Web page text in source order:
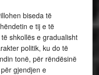
biseda të
e tij e të
shkollës e gradualisht
politik, ku do të
tonë, për rëndësinë
gjendjen e